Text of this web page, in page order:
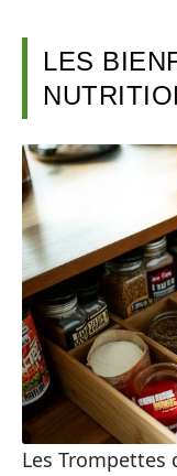
LES
Les Trompettes